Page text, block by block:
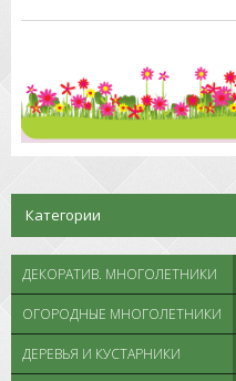
Категории
ДЕКОРАТИВ. МНОГОЛЕТНИКИ
ОГОРОДНЫЕ МНОГОЛЕТНИКИ
ДЕРЕВЬЯ И КУСТАРНИКИ